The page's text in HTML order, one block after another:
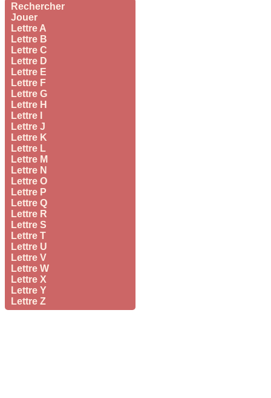
Rechercher
Jouer
Lettre A
Lettre B
Lettre C
Lettre D
Lettre E
Lettre F
Lettre G
Lettre H
Lettre I
Lettre J
Lettre K
Lettre L
Lettre M
Lettre N
Lettre O
Lettre P
Lettre Q
Lettre R
Lettre S
Lettre T
Lettre U
Lettre V
Lettre W
Lettre X
Lettre Y
Lettre Z